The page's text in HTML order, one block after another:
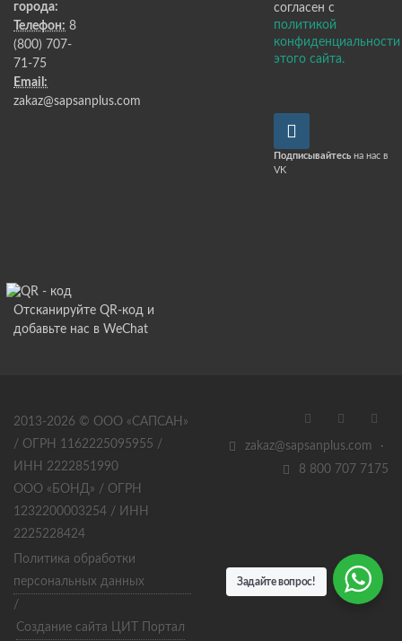
города:
Телефон: 8
(800) 707-
71-75
Email:
zakaz@sapsanplus.com
согласен с
политикой
конфиденциальности
этого сайта.
Подписывайтесьна нас в
VK
Отсканируйте QR-код и
добавьте нас в WeChat
2013-2026 © ООО «САПСАН»
/ ОГРН 1162225095955 /
ИНН 2222851990
ООО «БОНД» / ОГРН
1232200003254 / ИНН
2225228424
Политика обработки
персональных данных
/
Создание сайта ЦИТ Портал
zakaz@sapsanplus.com
·
8 800 707 7175
Задайте вопрос!